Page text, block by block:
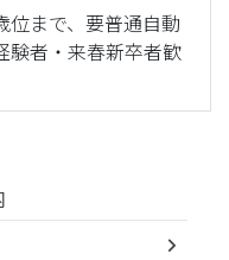
位まで、要普通自動
者・来春新卒者歓